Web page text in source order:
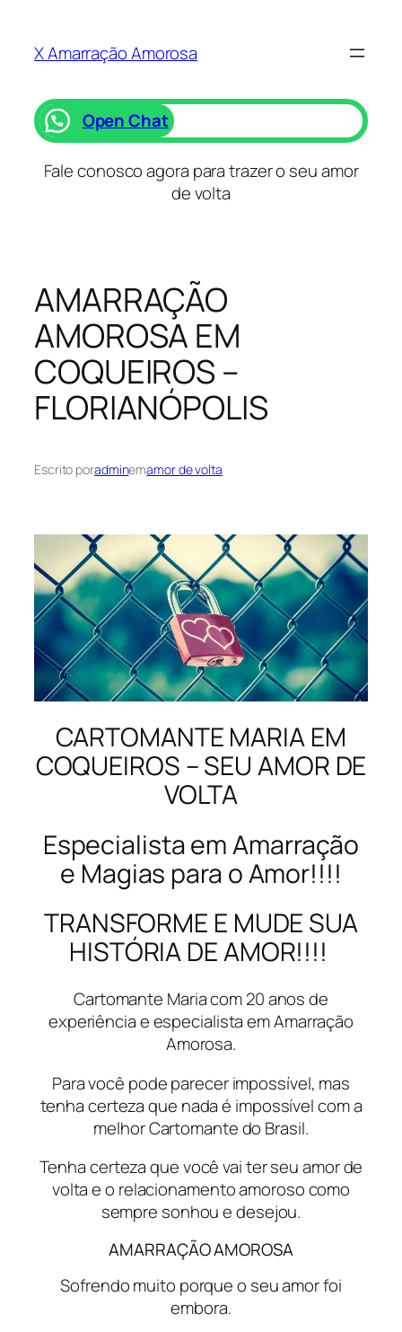
X Amarração Amorosa
Open Chat
Fale conosco agora para trazer o seu amor
de volta
AMARRAÇÃO
AMOROSA EM
COQUEIROS –
FLORIANÓPOLIS
Escrito poradminemamor de volta
CARTOMANTE MARIA EM
COQUEIROS – SEU AMOR DE
VOLTA
Especialista em Amarração
e Magias para o Amor!!!!
TRANSFORME E MUDE SUA
HISTÓRIA DE AMOR!!!!
Cartomante Maria com 20 anos de
experiência e especialista em Amarração
Amorosa.
Para você pode parecer impossível, mas
tenha certeza que nada é impossível com a
melhor Cartomante do Brasil.
Tenha certeza que você vai ter seu amor de
volta e o relacionamento amoroso como
sempre sonhou e desejou.
AMARRAÇÃO AMOROSA
Sofrendo muito porque o seu amor foi
embora.